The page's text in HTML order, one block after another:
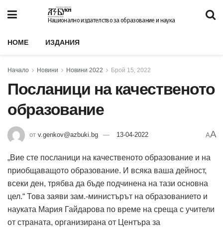
Национално издателство за образование и наука
HOME ИЗДАНИЯ
Начало Новини Новини 2022 Брой 15, 2022
Посланици на качественото
образование
от v.genkov@azbuki.bg 13-04-2022 AA
„Вие сте посланици на качественото образование и на
приобщаващото образование. И всяка ваша дейност,
всеки ден, трябва да бъде подчинена на тази основна
цел.“ Това заяви зам.-министърът на образованието и
науката Мария Гайдарова по време на среща с учители
от страната, организирана от Центъра за